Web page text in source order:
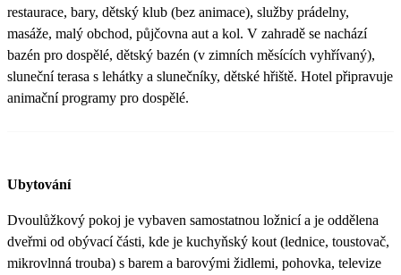
restaurace, bary, dětský klub (bez animace), služby prádelny,
masáže, malý obchod, půjčovna aut a kol. V zahradě se nachází
bazén pro dospělé, dětský bazén (v zimních měsících vyhřívaný),
sluneční terasa s lehátky a slunečníky, dětské hřiště. Hotel připravuje
animační programy pro dospělé.
Ubytování
Dvoulůžkový pokoj je vybaven samostatnou ložnicí a je oddělena
dveřmi od obývací části, kde je kuchyňský kout (lednice, toustovač,
mikrovlnná trouba) s barem a barovými židlemi, pohovka, televize